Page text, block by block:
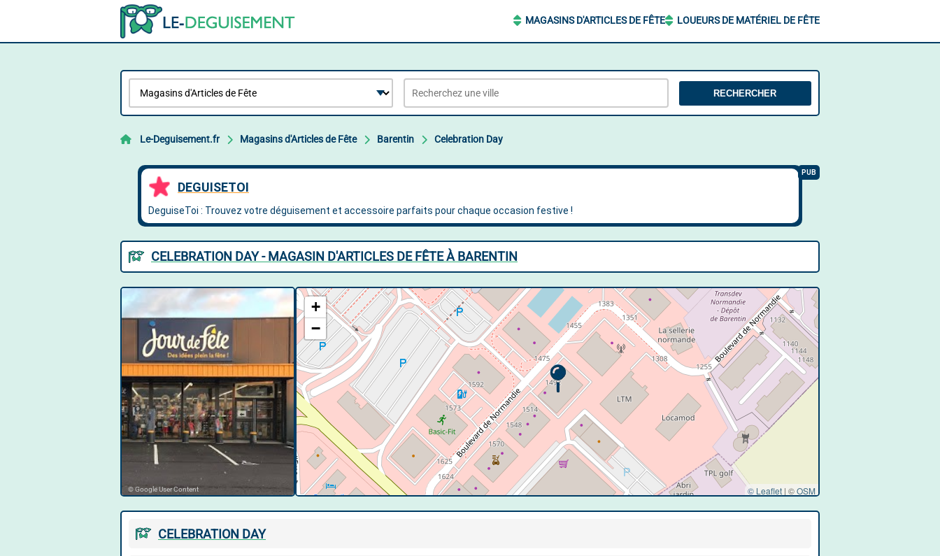
MAGASINS D'ARTICLES DE FÊTE LOUEURS DE MATÉRIEL DE FÊTE
RECHERCHER
Le-Deguisement.fr Magasins d'Articles de Fête Barentin Celebration Day
CELEBRATION DAY - MAGASIN D'ARTICLES DE FÊTE À BARENTIN
© Google User Content
+
−
© Leaflet | ©OSM
CELEBRATION DAY